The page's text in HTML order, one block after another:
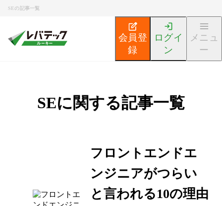
SEの記事一覧
会員登
録
ログイ
ン
メニュ
ー
SEに関する記事一覧
フロントエンドエ
ンジニアがつらい
と言われる10の理由